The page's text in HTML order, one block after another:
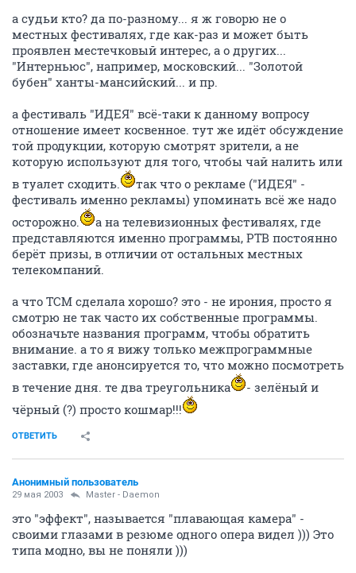
а судьи кто? да по-разному... я ж говорю не о
местных фестивалях, где как-раз и может быть
проявлен местечковый интерес, а о других...
"Интерньюс", например, московский... "Золотой
бубен" ханты-мансийский... и пр.
а фестиваль "ИДЕЯ" всё-таки к данному вопросу
отношение имеет косвенное. тут же идёт обсуждение
той продукции, которую смотрят зрители, а не
которую используют для того, чтобы чай налить или
в туалет сходить.
так что о рекламе ("ИДЕЯ" -
фестиваль именно рекламы) упоминать всё же надо
осторожно.
а на телевизионных фестивалях, где
представляются именно программы, РТВ постоянно
берёт призы, в отличии от остальных местных
телекомпаний.
а что ТСМ сделала хорошо? это - не ирония, просто я
смотрю не так часто их собственные программы.
обозначьте названия программ, чтобы обратить
внимание. а то я вижу только межпрограммные
заставки, где анонсируется то, что можно посмотреть
в течение дня. те два треугольника
- зелёный и
чёрный (?) просто кошмар!!!
ОТВЕТИТЬ
Анонимный пользователь
29 мая 2003 Master - Daemon
это "эффект", называется "плавающая камера" -
своими глазами в резюме одного опера видел ))) Это
типа модно, вы не поняли )))